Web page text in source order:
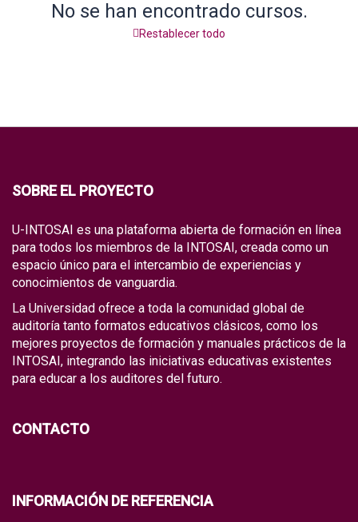
No se han encontrado cursos.
Restablecer todo
SOBRE EL PROYECTO
U-INTOSAI es una plataforma abierta de formación en línea
para todos los miembros de la INTOSAI, creada como un
espacio único para el intercambio de experiencias y
conocimientos de vanguardia.
La Universidad ofrece a toda la comunidad global de
auditoría tanto formatos educativos clásicos, como los
mejores proyectos de formación y manuales prácticos de la
INTOSAI, integrando las iniciativas educativas existentes
para educar a los auditores del futuro.
CONTACTO
INFORMACIÓN DE REFERENCIA